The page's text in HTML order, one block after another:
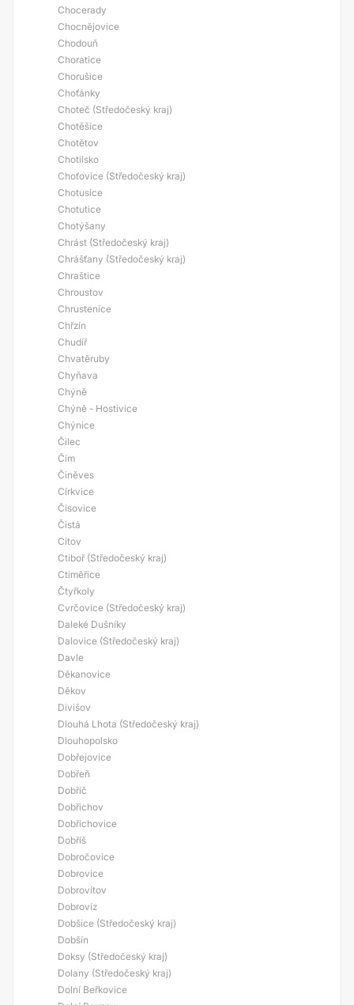
Chocerady
Chocnějovice
Chodouň
Choratice
Chorušice
Choťánky
Choteč (Středočeský kraj)
Chotěšice
Chotětov
Chotilsko
Choťovice (Středočeský kraj)
Chotusice
Chotutice
Chotýšany
Chrást (Středočeský kraj)
Chrášťany (Středočeský kraj)
Chraštice
Chroustov
Chrustenice
Chřzín
Chudíř
Chvatěruby
Chyňava
Chýně
Chýně - Hostivice
Chýnice
Čilec
Čím
Činěves
Církvice
Čisovice
Čistá
Cítov
Ctiboř (Středočeský kraj)
Ctiměřice
Čtyřkoly
Cvrčovice (Středočeský kraj)
Daleké Dušníky
Dalovice (Středočeský kraj)
Davle
Děkanovice
Děkov
Divišov
Dlouhá Lhota (Středočeský kraj)
Dlouhopolsko
Dobřejovice
Dobřeň
Dobříč
Dobřichov
Dobřichovice
Dobříš
Dobročovice
Dobrovice
Dobrovítov
Dobrovíz
Dobšice (Středočeský kraj)
Dobšín
Doksy (Středočeský kraj)
Dolany (Středočeský kraj)
Dolní Beřkovice